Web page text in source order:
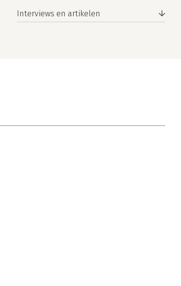
Interviews en artikelen